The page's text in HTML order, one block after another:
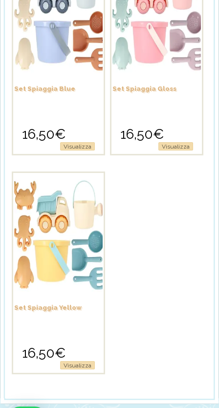
Set Spiaggia Blue
16,50€
Visualizza
Set Spiaggia Gloss
16,50€
Visualizza
Set Spiaggia Yellow
16,50€
Visualizza